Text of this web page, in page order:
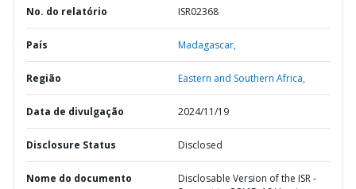
No. do relatório ISR02368
País Madagascar,
Região Eastern and Southern Africa,
Data de divulgação 2024/11/19
Disclosure Status Disclosed
Nome do documento
Disclosable Version of the ISR -